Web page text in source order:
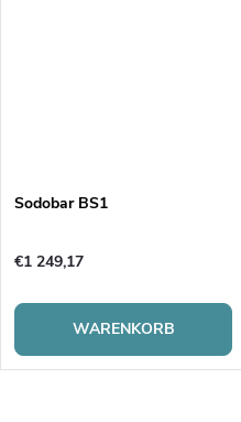
Sodobar BS1
€1 249,17
WARENKORB